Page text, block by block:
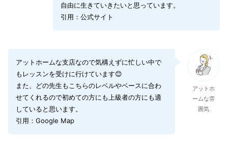
自由に生きていきたいと思っています。
引用：公式サイト
アットホ
ームな雰
囲気
アットホームな支店なので気構えずに忙しい中で
もレッスンを受けに行けています😊
また、どの先生もこちらのレベルやペースに合わ
せてくれるので初めての方にも上級者の方にも適
していると思います。
引用：Google Map